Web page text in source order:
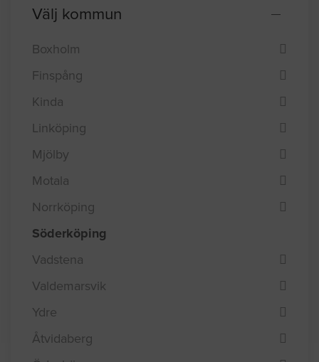
Välj kommun
Boxholm
Finspång
Kinda
Linköping
Mjölby
Motala
Norrköping
Söderköping
Vadstena
Valdemarsvik
Ydre
Åtvidaberg